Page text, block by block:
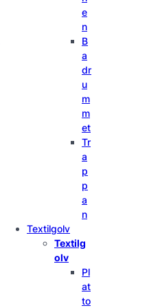
e
n
B
a
dr
u
m
m
et
Tr
a
p
p
a
n
Textilgolv
Textilg
olv
Pl
at
to